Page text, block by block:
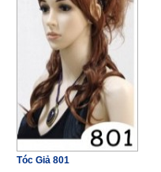
Tóc Giả 801